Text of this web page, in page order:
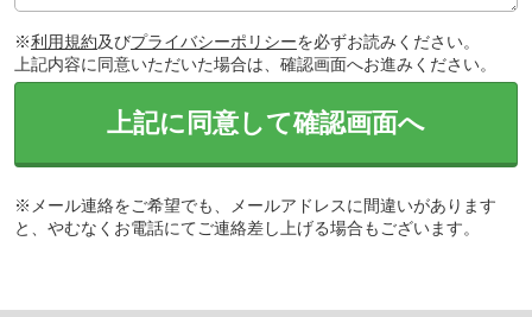
※利用規約及びプライバシーポリシーを必ずお読みください。
上記内容に同意いただいた場合は、確認画面へお進みください。
上記に同意して確認画面へ
※メール連絡をご希望でも、メールアドレスに間違いがあります
と、やむなくお電話にてご連絡差し上げる場合もございます。